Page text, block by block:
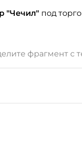
"Чечил" под
фрагмент с